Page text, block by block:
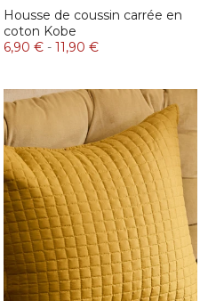
Housse de coussin carrée en
coton Kobe
6,90 € - 11,90 €